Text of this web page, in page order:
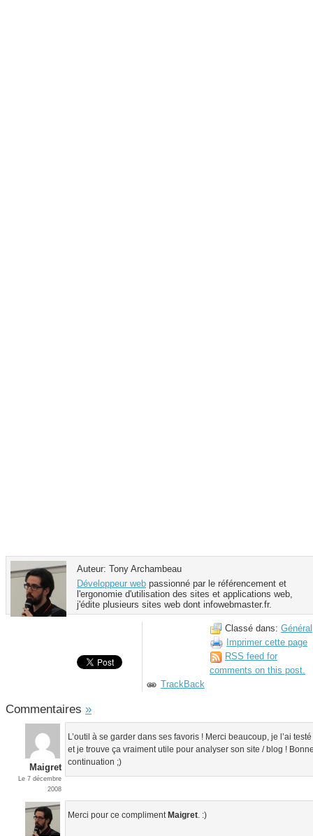
Auteur: Tony Archambeau
Développeur web passionné par le référencement et
l'ergonomie d'utilisation des sites et applications web,
j'édite plusieurs sites web dont infowebmaster.fr.
Classé dans:Général
Imprimer cette page
RSS feed for
comments on this post.
TrackBack
Commentaires»
Maigret
Le 7 décembre
2008
L’outil à se garder dans ses favoris ! Merci beaucoup, je l’ai testé
et je trouve ça vraiment utile pour analyser son site / blog !
continuation ;)
Merci pour ce compliment Maigret . :)